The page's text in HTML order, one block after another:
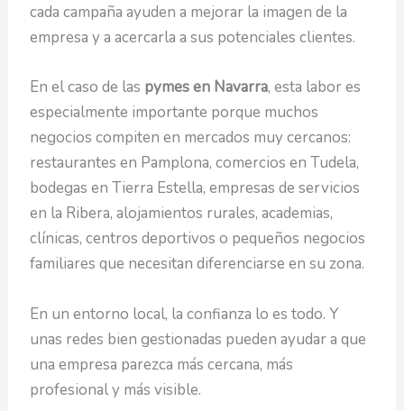
cada campaña ayuden a mejorar la imagen de la
empresa y a acercarla a sus potenciales clientes.
En el caso de las pymes en Navarra, esta labor es
especialmente importante porque muchos
negocios compiten en mercados muy cercanos:
restaurantes en Pamplona, comercios en Tudela,
bodegas en Tierra Estella, empresas de servicios
en la Ribera, alojamientos rurales, academias,
clínicas, centros deportivos o pequeños negocios
familiares que necesitan diferenciarse en su zona.
En un entorno local, la confianza lo es todo. Y
unas redes bien gestionadas pueden ayudar a que
una empresa parezca más cercana, más
profesional y más visible.